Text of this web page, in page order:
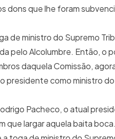
dons que lhe foram
de ministro do Supremo
pelo Alcolumbre. Então, o
daquela Comissão,
presidente como ministro do
Pacheco, o atual
que largar aquela baita